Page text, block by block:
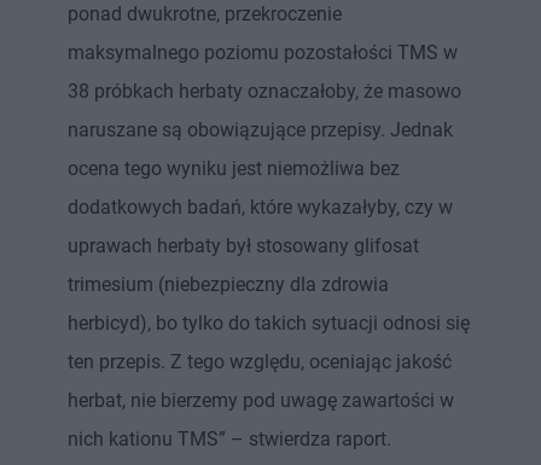
ponad dwukrotne, przekroczenie
maksymalnego poziomu pozostałości TMS w
38 próbkach herbaty oznaczałoby, że masowo
naruszane są obowiązujące przepisy. Jednak
ocena tego wyniku jest niemożliwa bez
dodatkowych badań, które wykazałyby, czy w
uprawach herbaty był stosowany glifosat
trimesium (niebezpieczny dla zdrowia
herbicyd), bo tylko do takich sytuacji odnosi się
ten przepis. Z tego względu, oceniając jakość
herbat, nie bierzemy pod uwagę zawartości w
nich kationu TMS” – stwierdza raport.